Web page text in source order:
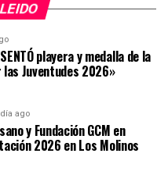
playera y medalla de la
Juventudes 2026»
ago
y Fundación GCM en
2026 en Los Molinos